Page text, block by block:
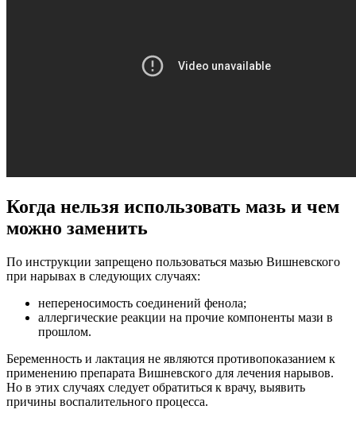
Когда нельзя использовать мазь и чем
можно заменить
По инструкции запрещено пользоваться мазью Вишневского
при нарывах в следующих случаях:
непереносимость соединений фенола;
аллергические реакции на прочие компоненты мази в
прошлом.
Беременность и лактация не являются противопоказанием к
применению препарата Вишневского для лечения нарывов.
Но в этих случаях следует обратиться к врачу, выявить
причины воспалительного процесса.